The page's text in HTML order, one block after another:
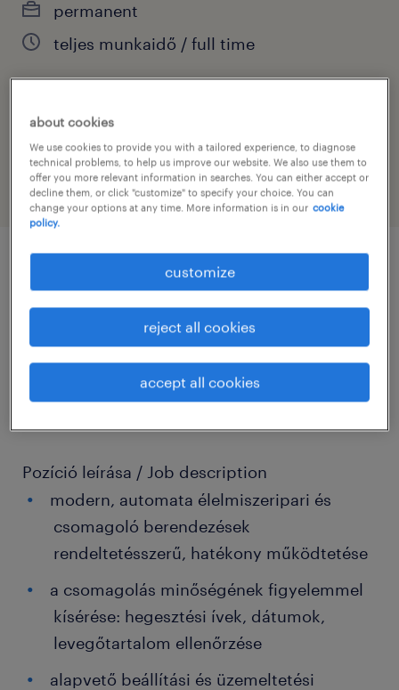
permanent
teljes munkaidő / full time
job category
sales
job details
Cégleírás / Organisation/Department
Ügyfelünk Magyarország egyik legismertebb
és legnagyobb múltú hazai tulajdonú
Pozíció leírása / Job description
modern, automata élelmiszeripari és
csomagoló berendezések
rendeltetésszerű, hatékony működtetése
a csomagolás minőségének figyelemmel
kísérése: hegesztési ívek, dátumok,
levegőtartalom ellenőrzése
alapvető beállítási és üzemeltetési
about cookies
We use cookies to provide you with a tailored experience, to diagnose
technical problems, to help us improve our website. We also use them to
offer you more relevant information in searches. You can either accept or
decline them, or click "customize" to specify your choice. You can
change your options at any time. More information is in our cookie
policy.
customize
reject all cookies
accept all cookies